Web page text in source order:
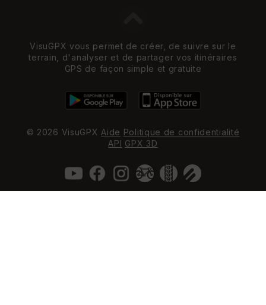
VisuGPX vous permet de créer, de suivre sur le
terrain, d'analyser et de partager vos itinéraires
GPS de façon simple et gratuite
© 2026 VisuGPX Aide Politique de confidentialité
API GPX 3D